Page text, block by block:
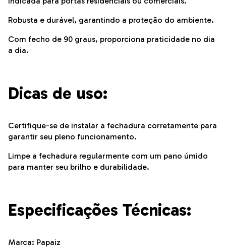
Robusta e durável, garantindo a proteção do ambiente.
Com fecho de 90 graus, proporciona praticidade no dia
a dia.
Dicas de uso:
Certifique-se de instalar a fechadura corretamente para
garantir seu pleno funcionamento.
Limpe a fechadura regularmente com um pano úmido
para manter seu brilho e durabilidade.
Especificações Técnicas:
Marca: Papaiz